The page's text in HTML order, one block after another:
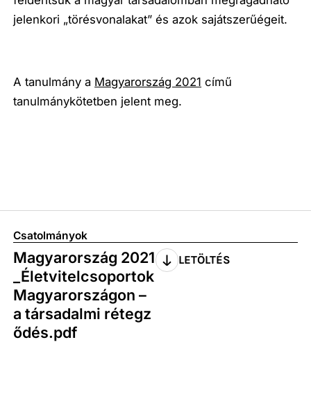
jelenkori „törésvonalakat” és azok sajátszerűégeit.
A tanulmány a Magyarország 2021 című
tanulmánykötetben jelent meg.
Csatolmányok
Magyarország 2021
_Életvitelcsoportok
Magyarországon –
a társadalmi rétegz
ődés.pdf
LETÖLTÉS